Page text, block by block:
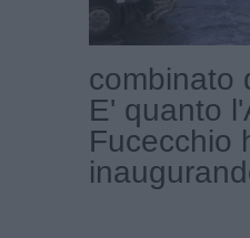
combinato
E' quanto
Fucecchio